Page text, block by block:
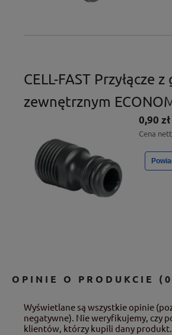
CELL-FAST Przyłącze
zewnętrznym
0,90 zł
Cena
OPINIE O PRODUKCIE
Wyświetlane są wszystkie opinie
negatywne). Nie weryfikujemy, czy
klientów, którzy kupili dany produkt.